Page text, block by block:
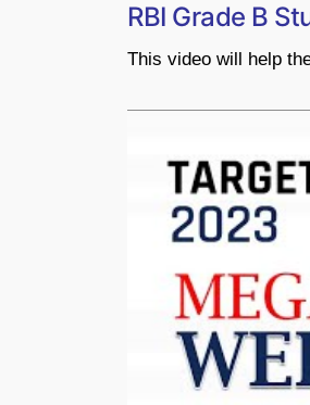
RBI Grade B
This video will help